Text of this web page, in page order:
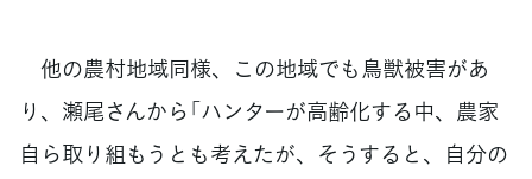
他の農村地域同様、この地域でも鳥獣被害があ
り、瀬尾さんから「ハンターが高齢化する中、農家
自ら取り組もうとも考えたが、そうすると、自分の